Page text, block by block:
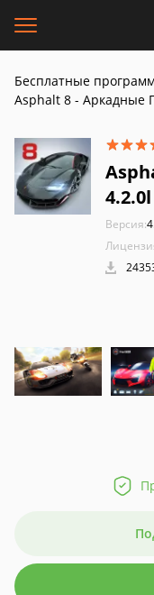
Бесплатные
Asphalt 8 - Аркадные
4.2.0l
Версия: